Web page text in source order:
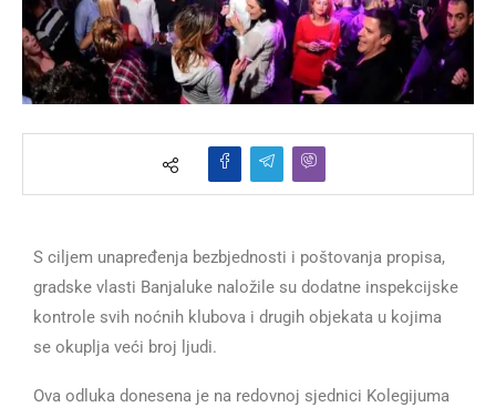
S ciljem unapređenja bezbjednosti i poštovanja propisa,
gradske vlasti Banjaluke naložile su dodatne inspekcijske
kontrole svih noćnih klubova i drugih objekata u kojima
se okuplja veći broj ljudi.
Ova odluka donesena je na redovnoj sjednici Kolegijuma